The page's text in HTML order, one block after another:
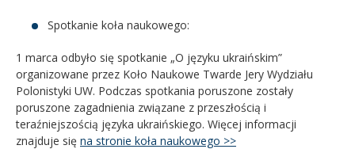
Spotkanie koła naukowego:
1 marca odbyło się spotkanie „O języku ukraińskim”
organizowane przez Koło Naukowe Twarde Jery Wydziału
Polonistyki UW. Podczas spotkania poruszone zostały
poruszone zagadnienia związane z przeszłością i
teraźniejszością języka ukraińskiego. Więcej informacji
znajduje się na stronie koła naukowego >>